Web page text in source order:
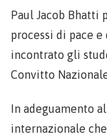
Paul Jacob Bhatti
processi di pace
incontrato gli
Convitto
In adeguamento
internazionale